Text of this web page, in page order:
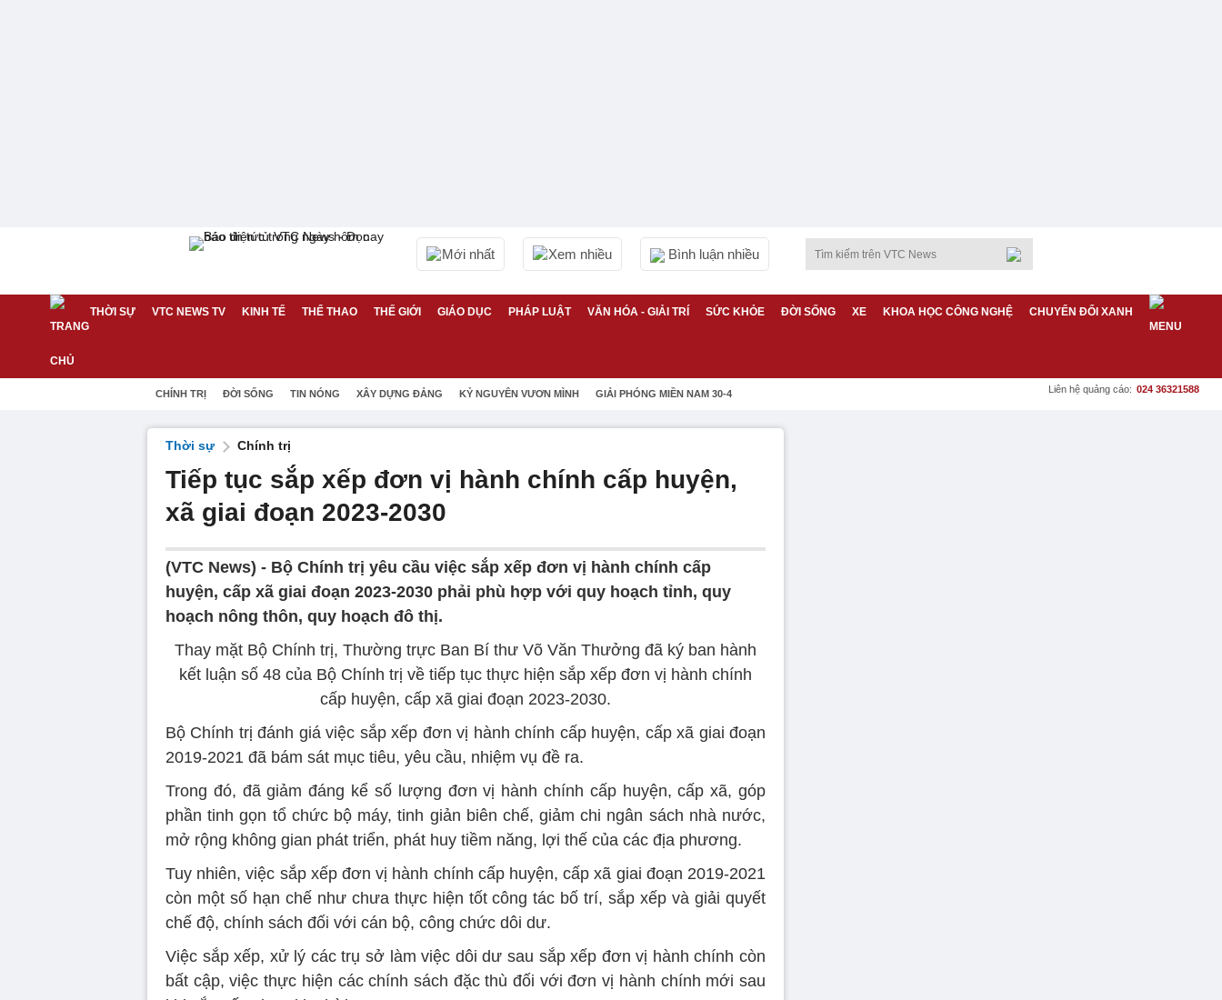
Mới nhất Xem nhiều Bình luận nhiều
THỜI SỰ VTC NEWS TV KINH TẾ THỂ THAO THẾ GIỚI GIÁO DỤC PHÁP LUẬT VĂN HÓA - GIẢI TRÍ SỨC KHỎE ĐỜI SỐNG XE KHOA HỌC CÔNG NGHỆ CHUYỂN ĐỔI XANH
CHÍNH TRỊ ĐỜI SỐNG TIN NÓNG XÂY DỰNG ĐẢNG KỶ NGUYÊN VƯƠN MÌNH GIẢI PHÓNG MIỀN NAM 30-4 Liên hệ quảng cáo: 024 36321588
Thời sự Chính trị
Tiếp tục sắp xếp đơn vị hành chính cấp huyện,
xã giai đoạn 2023-2030
(VTC News) - Bộ Chính trị yêu cầu việc sắp xếp đơn vị hành chính cấp
huyện, cấp xã giai đoạn 2023-2030 phải phù hợp với quy hoạch tỉnh, quy
hoạch nông thôn, quy hoạch đô thị.
Thay mặt Bộ Chính trị, Thường trực Ban Bí thư Võ Văn Thưởng đã ký ban hành
kết luận số 48 của Bộ Chính trị về tiếp tục thực hiện sắp xếp đơn vị hành chính
cấp huyện, cấp xã giai đoạn 2023-2030.
Bộ Chính trị đánh giá việc sắp xếp đơn vị hành chính cấp huyện, cấp xã giai đoạn
2019-2021 đã bám sát mục tiêu, yêu cầu, nhiệm vụ đề ra.
Trong đó, đã giảm đáng kể số lượng đơn vị hành chính cấp huyện, cấp xã, góp
phần tinh gọn tổ chức bộ máy, tinh giản biên chế, giảm chi ngân sách nhà nước,
mở rộng không gian phát triển, phát huy tiềm năng, lợi thế của các địa phương.
Tuy nhiên, việc sắp xếp đơn vị hành chính cấp huyện, cấp xã giai đoạn 2019-2021
còn một số hạn chế như chưa thực hiện tốt công tác bố trí, sắp xếp và giải quyết
chế độ, chính sách đối với cán bộ, công chức dôi dư.
Việc sắp xếp, xử lý các trụ sở làm việc dôi dư sau sắp xếp đơn vị hành chính còn
bất cập, việc thực hiện các chính sách đặc thù đối với đơn vị hành chính mới sau